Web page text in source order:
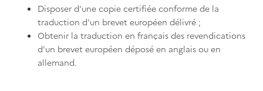
ContenuDisposer d'une copie certifiée conforme de la
traduction d'un brevet européen délivré ;
Obtenir la traduction en français des revendications
d'un brevet européen déposé en anglais ou en
allemand.